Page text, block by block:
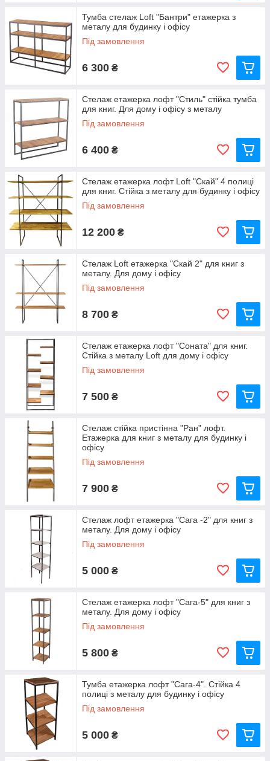
Тумба стелаж Loft "Бантри" етажерка з
металу для будинку і офісу
Під замовлення
6 300 ₴
Стелаж етажерка лофт "Стиль" стійка тумба
для книг. Для дому і офісу з металу
Під замовлення
6 400 ₴
Стелаж етажерка лофт Loft "Скай" 4 полиці
для книг. Стійка з металу для будинку і офісу
Під замовлення
12 200 ₴
Стелаж Loft етажерка "Скай 2" для книг з
металу. Для дому і офісу
Під замовлення
8 700 ₴
Стелаж етажерка лофт "Соната" для книг.
Стійка з металу Loft для дому і офісу
Під замовлення
7 500 ₴
Стелаж стійка пристінна "Ран" лофт.
Етажерка для книг з металу для будинку і
офісу
Під замовлення
7 900 ₴
Стелаж лофт етажерка "Сага -2" для книг з
металу. Для дому і офісу
Під замовлення
5 000 ₴
Стелаж етажерка лофт "Сага-5" для книг з
металу. Для дому і офісу
Під замовлення
5 800 ₴
Тумба етажерка лофт "Сага-4". Стійка 4
полиці з металу для будинку і офісу
Під замовлення
5 000 ₴